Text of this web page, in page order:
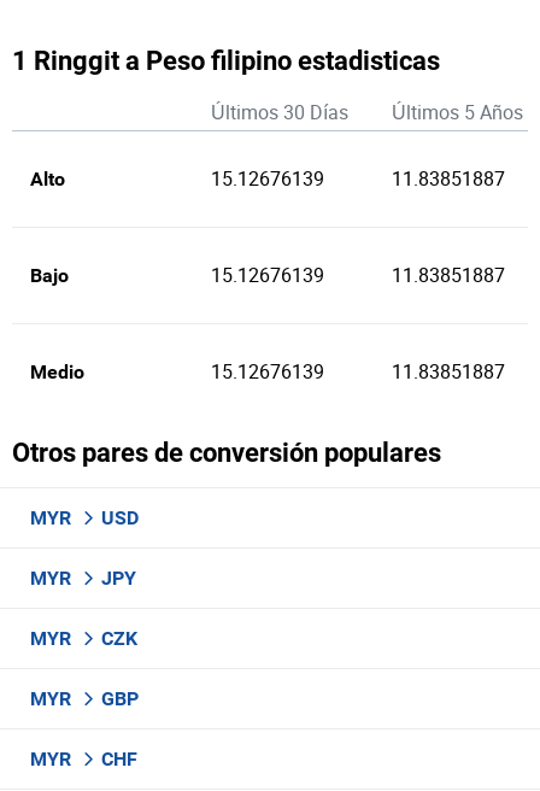
1 Ringgit a Peso filipino estadisticas
Últimos 30 Días Últimos 5 Años
Alto 15.12676139 11.83851887
Bajo 15.12676139 11.83851887
Medio 15.12676139 11.83851887
Otros pares de conversión populares
MYR USD
MYR JPY
MYR CZK
MYR GBP
MYR CHF